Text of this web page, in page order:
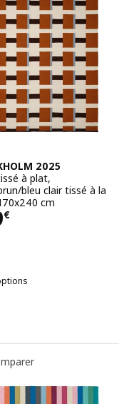
Nombre total de
cm
2025
à plat,
bleu clair tissé à la
cm
€
2025
: STOCKHOLM 2025,